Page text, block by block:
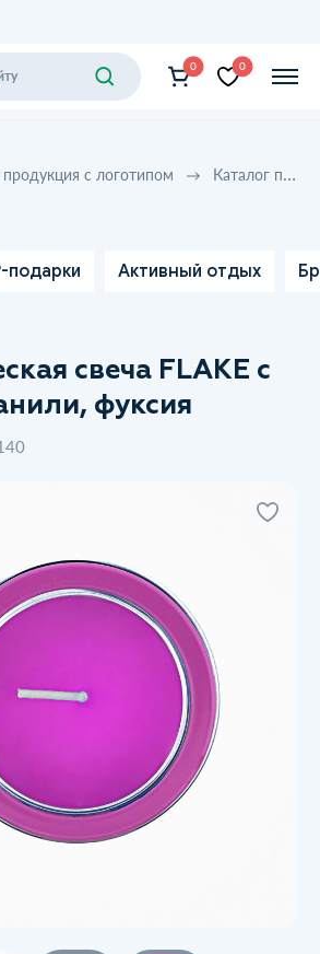
0 0
с логотипом Каталог продукции
подарки Активный отдых
свеча FLAKE с
фуксия